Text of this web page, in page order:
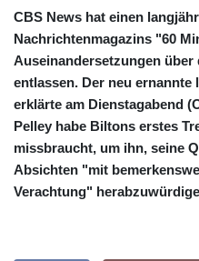
CBS News hat einen
Nachrichtenmagazins "60
Auseinandersetzungen
entlassen. Der neu
erklärte am Dienstagabend
Pelley habe Biltons erstes
missbraucht, um ihn, seine
Absichten "mit
Verachtung"